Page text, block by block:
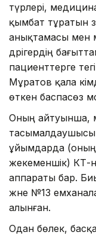
түрлері,
қымбат тұратын
анықтамасы мен
дәрігердің
пациенттерге
Мұратов қала
өткен баспасөз
Оның айтуынша,
тасымалдаушысы
ұйымдарда (оның
жекеменшік) КТ-
аппараты бар.
және №13
алынған.
Одан бөлек,